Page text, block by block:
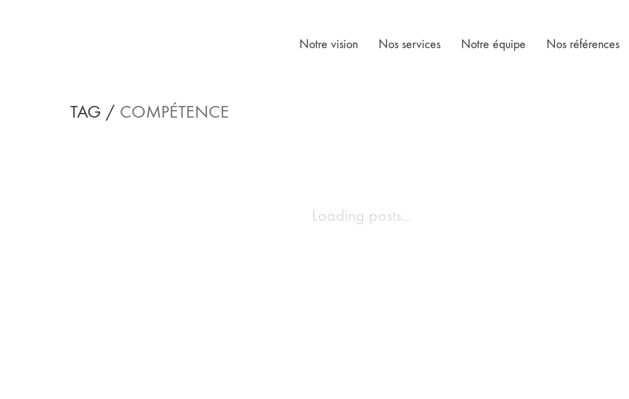
Notre vision Nos services Notre équipe Nos références
TAG / COMPÉTENCE
Loading posts...